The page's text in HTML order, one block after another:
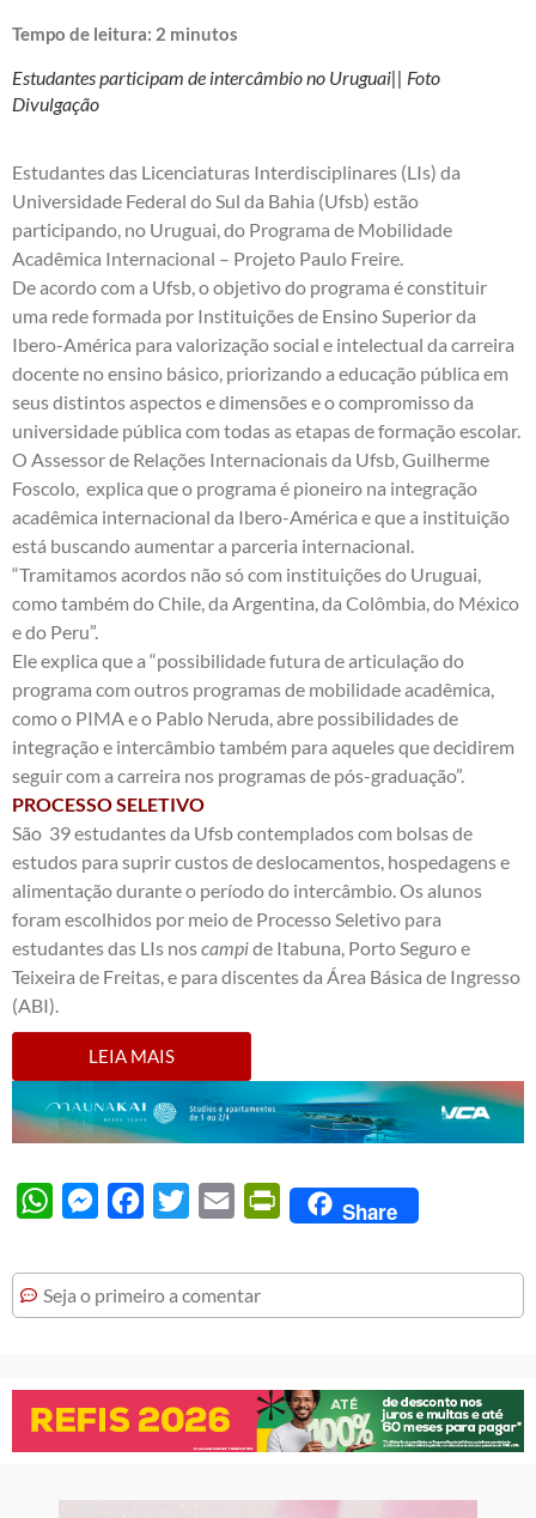
Tempo de leitura: 2 minutos
Estudantes participam de intercâmbio no Uruguai|| Foto
Divulgação
Estudantes das Licenciaturas Interdisciplinares (LIs) da
Universidade Federal do Sul da Bahia (Ufsb) estão
participando, no Uruguai, do Programa de Mobilidade
Acadêmica Internacional – Projeto Paulo Freire.
De acordo com a Ufsb, o objetivo do programa é constituir
uma rede formada por Instituições de Ensino Superior da
Ibero-América para valorização social e intelectual da carreira
docente no ensino básico, priorizando a educação pública em
seus distintos aspectos e dimensões e o compromisso da
universidade pública com todas as etapas de formação escolar.
O Assessor de Relações Internacionais da Ufsb, Guilherme
Foscolo, explica que o programa é pioneiro na integração
acadêmica internacional da Ibero-América e que a instituição
está buscando aumentar a parceria internacional.
“Tramitamos acordos não só com instituições do Uruguai,
como também do Chile, da Argentina, da Colômbia, do México
e do Peru”.
Ele explica que a “possibilidade futura de articulação do
programa com outros programas de mobilidade acadêmica,
como o PIMA e o Pablo Neruda, abre possibilidades de
integração e intercâmbio também para aqueles que decidirem
seguir com a carreira nos programas de pós-graduação”.
PROCESSO SELETIVO
São 39 estudantes da Ufsb contemplados com bolsas de
estudos para suprir custos de deslocamentos, hospedagens e
alimentação durante o período do intercâmbio. Os alunos
foram escolhidos por meio de Processo Seletivo para
estudantes das LIs noscampide Itabuna, Porto Seguro e
Teixeira de Freitas, e para discentes da Área Básica de Ingresso
(ABI).
LEIA MAIS
WhatsAppMessengerFacebook
Twitter Email PrintFriendly
Share
Seja o primeiro a comentar